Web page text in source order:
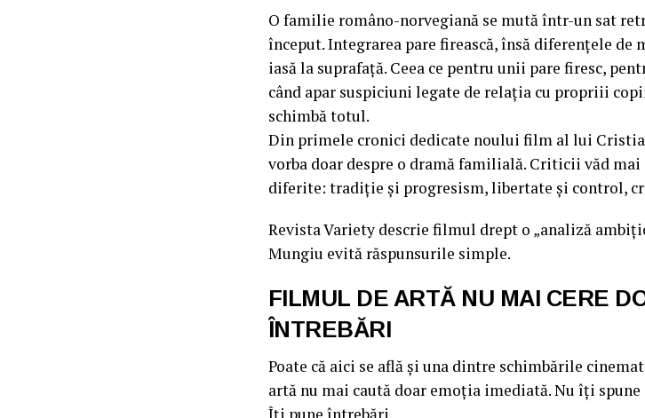
O familie româno-norvegiană se mută într-un sat
început. Integrarea pare firească, însă diferențele
iasă la suprafață. Ceea ce pentru unii pare firesc,
când apar suspiciuni legate de relația cu propriii
schimbă totul.
Din primele cronici dedicate noului film al lui
vorba doar despre o dramă familială. Criticii văd
diferite: tradiție și progresism, libertate și control,
Revista Variety descrie filmul drept o „analiză
Mungiu evită răspunsurile simple.
FILMUL DE ARTĂ NU MAI CERE
ÎNTREBĂRI
Poate că aici se află și una dintre schimbările
artă nu mai caută doar emoția imediată. Nu îți
Îți pune întrebări.